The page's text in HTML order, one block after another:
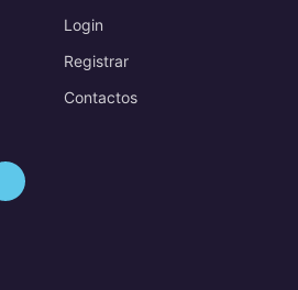
Login
Registrar
Contactos